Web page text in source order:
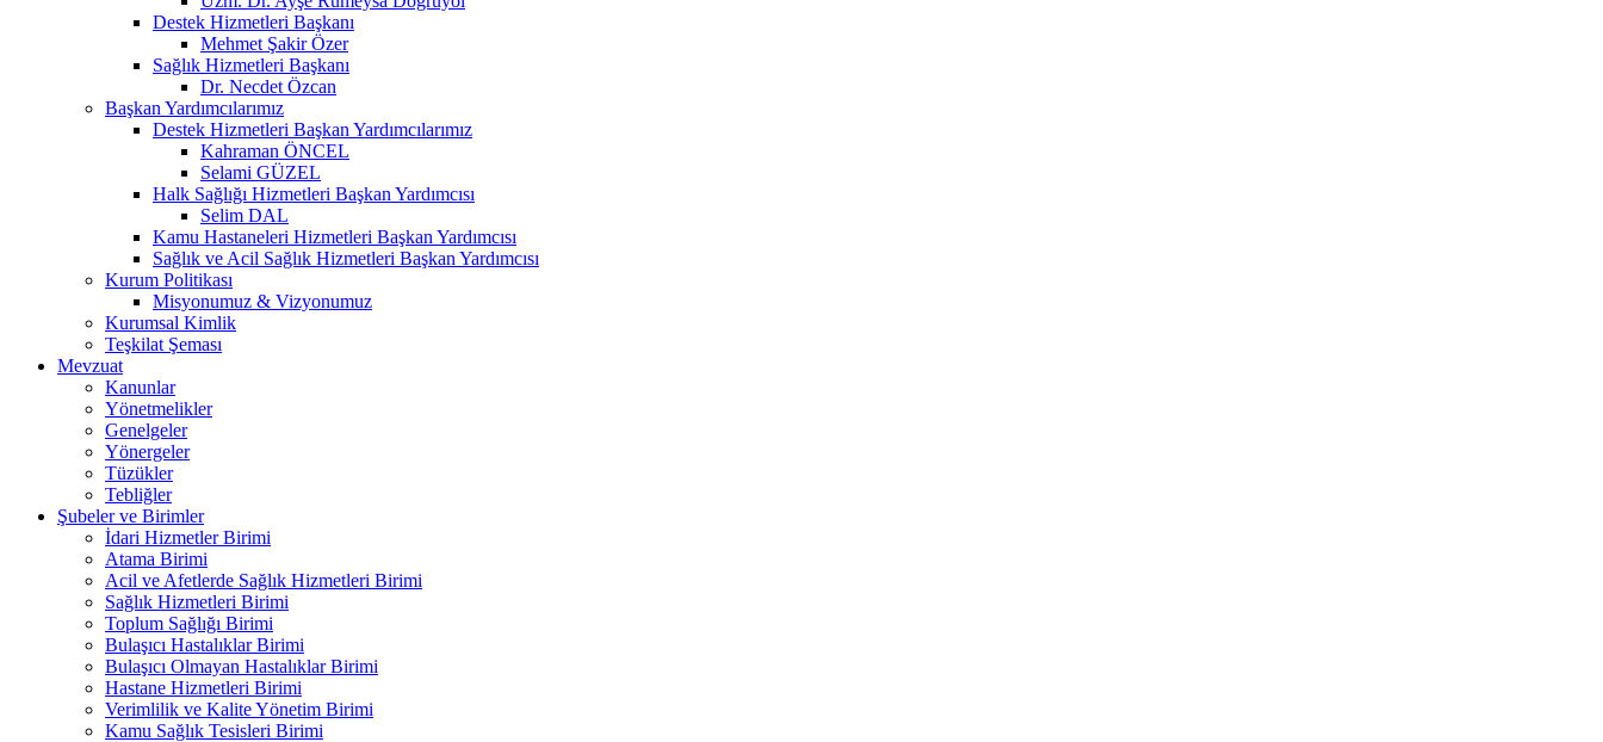
Destek Hizmetleri Başkanı
Mehmet Şakir Özer
Sağlık Hizmetleri Başkanı
Dr. Necdet Özcan
Başkan Yardımcılarımız
Destek Hizmetleri Başkan Yardımcılarımız
Kahraman ÖNCEL
Selami GÜZEL
Halk Sağlığı Hizmetleri Başkan Yardımcısı
Selim DAL
Kamu Hastaneleri Hizmetleri Başkan Yardımcısı
Sağlık ve Acil Sağlık Hizmetleri Başkan Yardımcısı
Kurum Politikası
Misyonumuz & Vizyonumuz
Kurumsal Kimlik
Teşkilat Şeması
Mevzuat
Kanunlar
Yönetmelikler
Genelgeler
Yönergeler
Tüzükler
Tebliğler
Şubeler ve Birimler
İdari Hizmetler Birimi
Atama Birimi
Acil ve Afetlerde Sağlık Hizmetleri Birimi
Sağlık Hizmetleri Birimi
Toplum Sağlığı Birimi
Bulaşıcı Hastalıklar Birimi
Bulaşıcı Olmayan Hastalıklar Birimi
Hastane Hizmetleri Birimi
Verimlilik ve Kalite Yönetim Birimi
Kamu Sağlık Tesisleri Birimi